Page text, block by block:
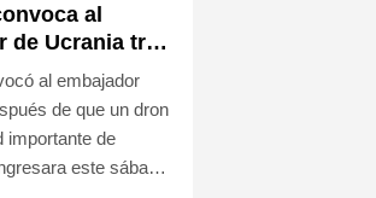
personas en la
Bélgorod.
al
de Ucrania tras
un dron en
al embajador
de que un dron
importante de
este sábado